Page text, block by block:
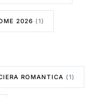
2026 (1)
ROMANTICA (1)